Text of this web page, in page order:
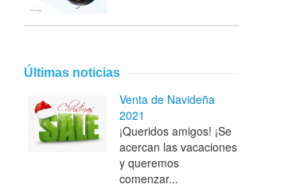
Últimas noticias
Venta de Navideña
2021
¡Queridos amigos! ¡Se
acercan las vacaciones
y queremos
comenzar...